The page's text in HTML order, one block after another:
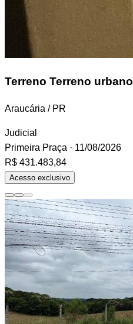
Terreno Terreno
Araucária / PR
Judicial
Primeira Praça · 11/08/2026
R$ 431.483,84
Acesso exclusivo